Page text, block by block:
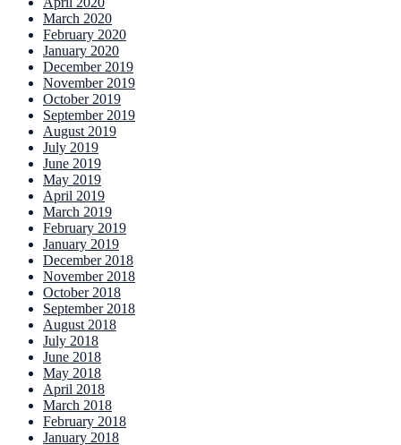
March 2020
February 2020
January 2020
December 2019
November 2019
October 2019
September 2019
August 2019
July 2019
June 2019
May 2019
April 2019
March 2019
February 2019
January 2019
December 2018
November 2018
October 2018
September 2018
August 2018
July 2018
June 2018
May 2018
April 2018
March 2018
February 2018
January 2018